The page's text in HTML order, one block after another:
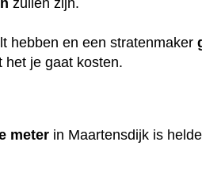
hebben en een stratenmaker
het je gaat kosten.
meter in Maartensdijk is